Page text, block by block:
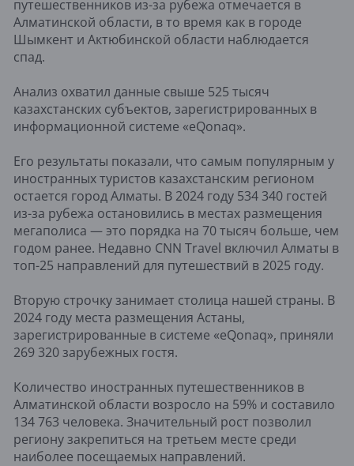
путешественников из-за рубежа отмечается в
Алматинской области, в то время как в городе
Шымкент и Актюбинской области наблюдается
спад.
Анализ охватил данные свыше 525 тысяч
казахстанских субъектов, зарегистрированных в
информационной системе «eQonaq».
Его результаты показали, что самым популярным у
иностранных туристов казахстанским регионом
остается город Алматы. В 2024 году 534 340 гостей
из-за рубежа остановились в местах размещения
мегаполиса — это порядка на 70 тысяч больше, чем
годом ранее. Недавно CNN Travel включил Алматы в
топ-25 направлений для путешествий в 2025 году.
Вторую строчку занимает столица нашей страны. В
2024 году места размещения Астаны,
зарегистрированные в системе «eQonaq», приняли
269 320 зарубежных гостя.
Количество иностранных путешественников в
Алматинской области возросло на 59% и составило
134 763 человека. Значительный рост позволил
региону закрепиться на третьем месте среди
наиболее посещаемых направлений.